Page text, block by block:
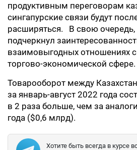
продуктивным переговорам
сингапурские связи будут
расширяться. В свою
подчеркнул
взаимовыгодных отношениях
торгово-экономической сфере.
Товарооборот между
за январь-август 2022 года
в 2 раза больше, чем за
года ($0,6 млрд).
Хотите быть всегда в курсе